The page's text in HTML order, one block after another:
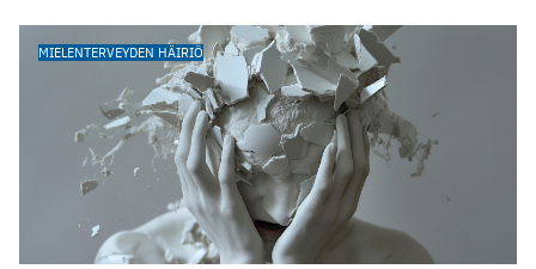
MIELENTERVEYDEN HÄIRIÖ